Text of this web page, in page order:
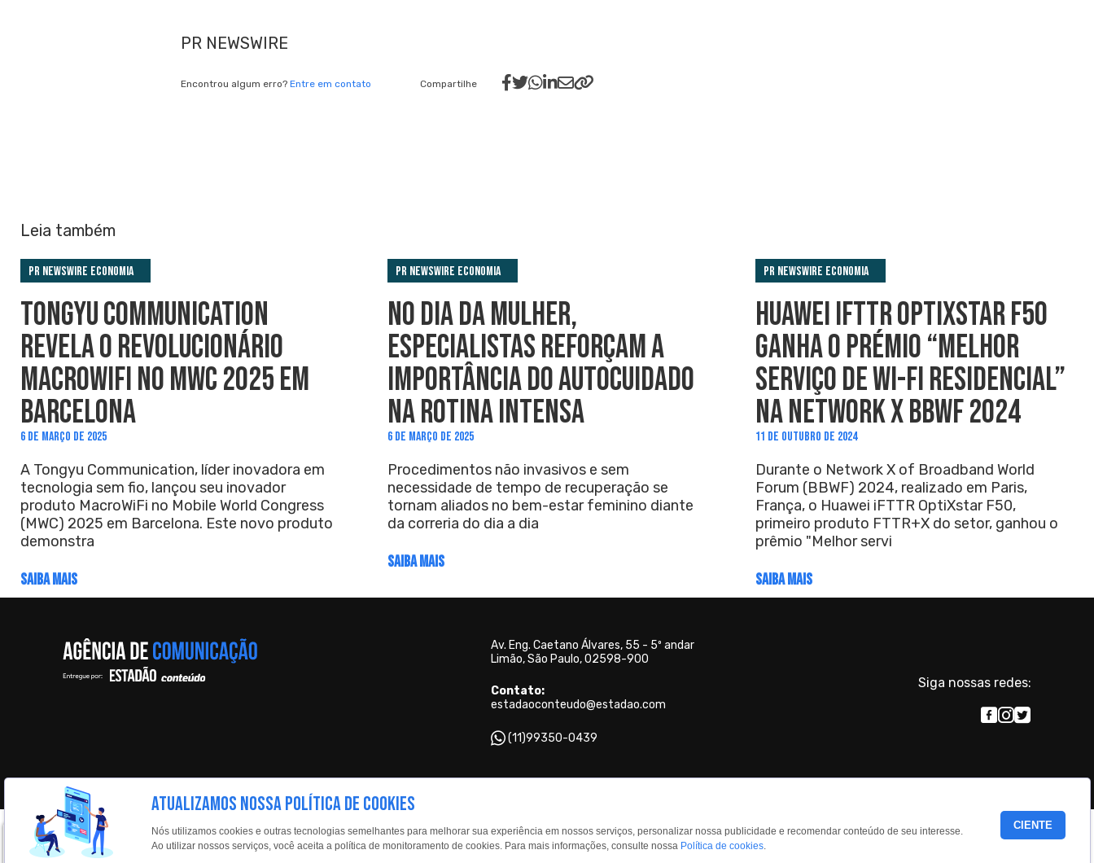
PR NEWSWIRE
Encontrou algum erro? Entre em contato Compartilhe
Leia também
PR Newswire Economia
TONGYU COMMUNICATION
REVELA O REVOLUCIONÁRIO
MACROWIFI NO MWC 2025 EM
BARCELONA
6 DE MARÇO DE 2025
A Tongyu Communication, líder inovadora em
tecnologia sem fio, lançou seu inovador
produto MacroWiFi no Mobile World Congress
(MWC) 2025 em Barcelona. Este novo produto
demonstra
SAIBA MAIS
PR Newswire Economia
NO DIA DA MULHER,
ESPECIALISTAS REFORÇAM A
IMPORTÂNCIA DO AUTOCUIDADO
NA ROTINA INTENSA
6 DE MARÇO DE 2025
Procedimentos não invasivos e sem
necessidade de tempo de recuperação se
tornam aliados no bem-estar feminino diante
da correria do dia a dia
SAIBA MAIS
PR Newswire Economia
HUAWEI IFTTR OPTIXSTAR F50
GANHA O PRÉMIO “MELHOR
SERVIÇO DE WI-FI RESIDENCIAL”
NA NETWORK X BBWF 2024
11 DE OUTUBRO DE 2024
Durante o Network X of Broadband World
Forum (BBWF) 2024, realizado em Paris,
França, o Huawei iFTTR OptiXstar F50,
primeiro produto FTTR+X do setor, ganhou o
prêmio "Melhor servi
SAIBA MAIS
Av. Eng. Caetano Álvares, 55 - 5º andar
Limão, São Paulo, 02598-900
Contato:
estadaoconteudo@estadao.com
(11)99350-0439
Siga nossas redes:
Copyright © 2026 - Todos os direitos reservados para o Grupo Estado.
ATUALIZAMOS NOSSA POLÍTICA DE COOKIES
Nós utilizamos cookies e outras tecnologias semelhantes para melhorar sua experiência em nossos serviços, personalizar nossa publicidade e recomendar conteúdo de seu interesse.
Ao utilizar nossos serviços, você aceita a política de monitoramento de cookies. Para mais informações, consulte nossa Política de cookies.
CIENTE